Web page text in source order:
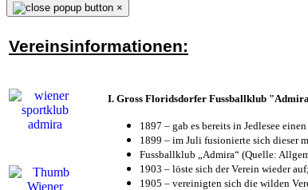
×
Vereinsinformationen:
I. Gross Floridsdorfer Fussballklub
1897 – gab es bereits in Jedlesee
1899 – im Juli fusionierte sich dieser
Fussballklub „Admira“ (Quelle:
1903 – löste sich der Verein wieder auf;
1905 – vereinigten sich die wilden